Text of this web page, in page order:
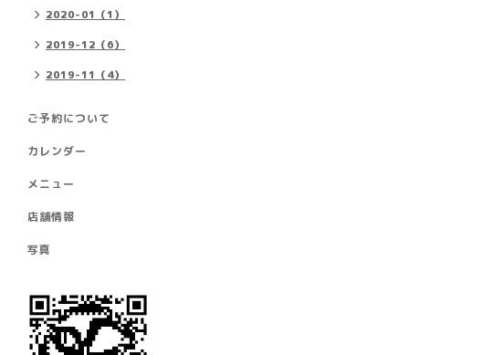
2020-01（1）
2019-12（6）
2019-11（4）
ご予約について
カレンダー
メニュー
店舗情報
写真